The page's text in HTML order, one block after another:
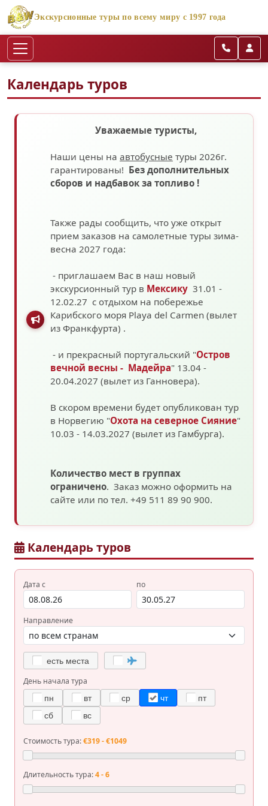
Экскурсионные туры по всему миру с 1997 года
Календарь туров
Уважаемые туристы,
Наши цены на автобусные туры 2026г.
гарантированы! Без дополнительных
сборов и надбавок за топливо !
Также рады сообщить, что уже открыт
прием заказов на самолетные туры зима-
весна 2027 года:
- приглашаем Вас в наш новый
экскурсионный тур в Мексику 31.01 -
12.02.27 с отдыхом на побережье
Карибского моря Playa del Carmen (вылет
из Франкфурта) .
- и прекрасный португальский "Остров
вечной весны - Мадейра" 13.04 -
20.04.2027 (вылет из Ганновера).
В скором времени будет опубликован тур
в Норвегию "Охота на северное Сияние"
10.03 - 14.03.2027 (вылет из Гамбурга).
Количество мест в группах
ограничено. Заказ можно оформить на
сайте или по тел. +49 511 89 90 900.
Календарь туров
Дата с по
Направление
есть места
День начала тура
пн вт ср чт
пт
сб
вс
Стоимость тура:€319 - €1049
Длительность тура:4 - 6